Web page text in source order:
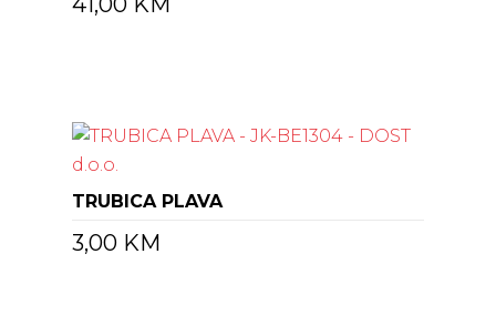
TRUBICA PLAVA
3,00 KM